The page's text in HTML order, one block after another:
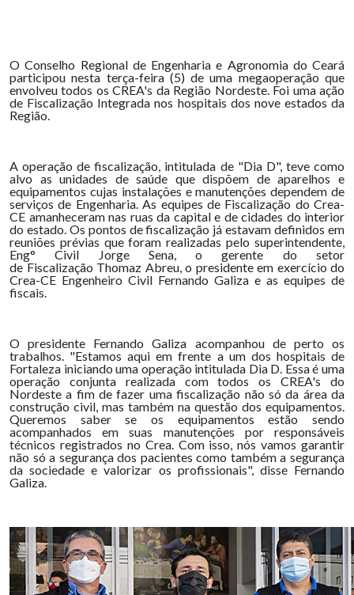
O Conselho Regional de Engenharia e Agronomia do Ceará
participou nesta terça-feira (5) de uma megaoperação que
envolveu todos os CREA's da Região Nordeste. Foi uma ação
de Fiscalização Integrada nos hospitais dos nove estados da
Região.
A operação de fiscalização, intitulada de "Dia D", teve como
alvo as unidades de saúde que dispõem de aparelhos e
equipamentos cujas instalações e manutenções dependem de
serviços de Engenharia. As equipes de Fiscalização do Crea-
CE amanheceram nas ruas da capital e de cidades do interior
do estado. Os pontos de fiscalização já estavam definidos em
reuniões prévias que foram realizadas pelo superintendente,
Eng° Civil Jorge Sena, o gerente do setor
de Fiscalização Thomaz Abreu, o presidente em exercício do
Crea-CE Engenheiro Civil Fernando Galiza e as equipes de
fiscais.
O presidente Fernando Galiza acompanhou de perto os
trabalhos. "Estamos aqui em frente a um dos hospitais de
Fortaleza iniciando uma operação intitulada Dia D. Essa é uma
operação conjunta realizada com todos os CREA's do
Nordeste a fim de fazer uma fiscalização não só da área da
construção civil, mas também na questão dos equipamentos.
Queremos saber se os equipamentos estão sendo
acompanhados em suas manutenções por responsáveis
técnicos registrados no Crea. Com isso, nós vamos garantir
não só a segurança dos pacientes como também a segurança
da sociedade e valorizar os profissionais", disse Fernando
Galiza.